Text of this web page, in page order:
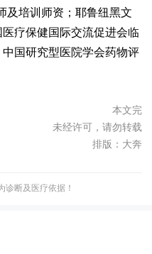
及培训师资；耶鲁纽黑文
疗保健国际交流促进会临
国研究型医院学会药物评
本文完
未经许可，请勿转载
排版：大奔
诊断及医疗依据！